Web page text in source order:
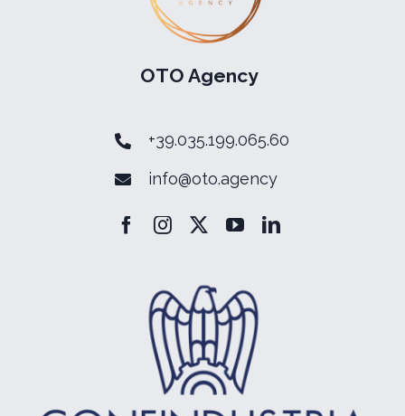
OTO Agency
+39.035.199.065.60
info@oto.agency